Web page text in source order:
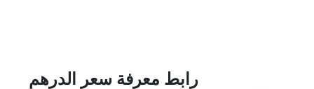
رابط معرفة سعر الدرهم